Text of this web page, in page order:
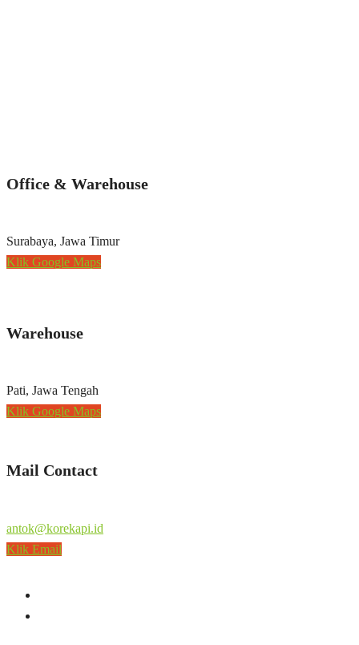
Office & Warehouse
Surabaya, Jawa Timur
Klik Google Maps
Warehouse
Pati, Jawa Tengah
Klik Google Maps
Mail Contact
antok@korekapi.id
Klik Email